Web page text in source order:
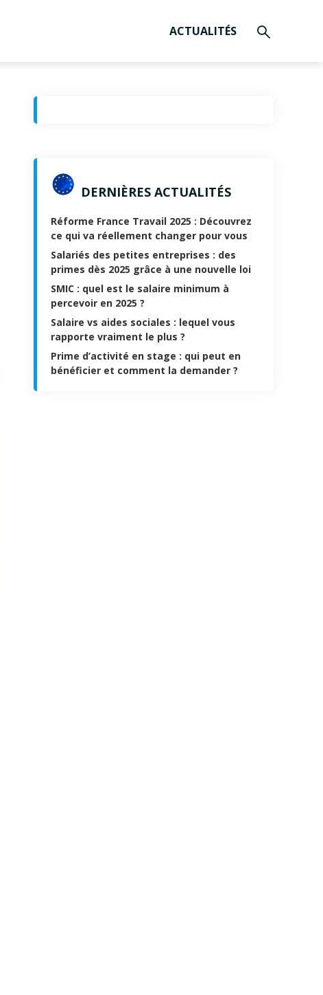
ACTUALITÉS
DERNIÈRES ACTUALITÉS
Réforme France Travail 2025 : Découvrez
ce qui va réellement changer pour vous
Salariés des petites entreprises : des
primes dès 2025 grâce à une nouvelle loi
SMIC : quel est le salaire minimum à
percevoir en 2025 ?
Salaire vs aides sociales : lequel vous
rapporte vraiment le plus ?
Prime d’activité en stage : qui peut en
bénéficier et comment la demander ?